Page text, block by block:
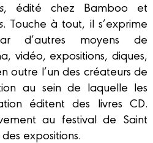
, édité chez Bamboo et
. Touche à tout, il s’exprime
d’autres moyens de
vidéo, expositions, diques,
outre l’un des créateurs de
au sein de laquelle les
éditent des livres CD.
au festival de Saint
expositions.